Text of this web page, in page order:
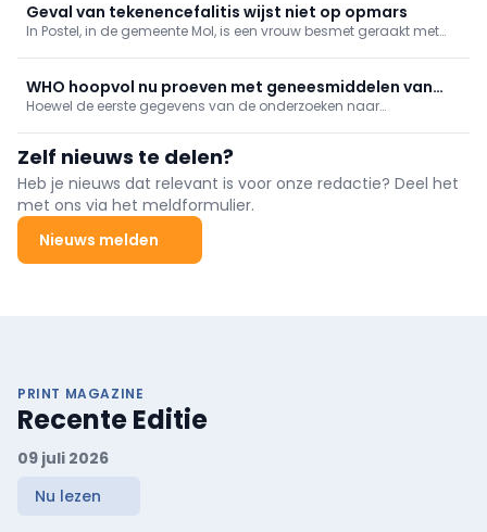
Geval van tekenencefalitis wijst niet op opmars
In Postel, in de gemeente Mol, is een vrouw besmet geraakt met
WHO hoopvol nu proeven met geneesmiddelen van
start gaan
Hoewel de eerste gegevens van de onderzoeken naar
getroffenen. Dat liet de Wereldgezondheidsorganisatie (WHO)
dinsdag weten.
Zelf nieuws te delen?
Heb je nieuws dat relevant is voor onze redactie? Deel het
met ons via het meldformulier.
Nieuws melden
PRINT MAGAZINE
Recente Editie
09 juli 2026
Nu lezen